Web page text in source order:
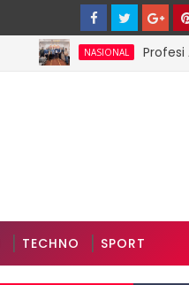
NASIONAL
Profesi
TECHNO SPORT